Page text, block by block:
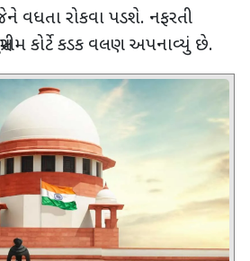
વધતા રોકવા પડશે. નફરતી
કોર્ટે કડક વલણ અપનાવ્યું છે.